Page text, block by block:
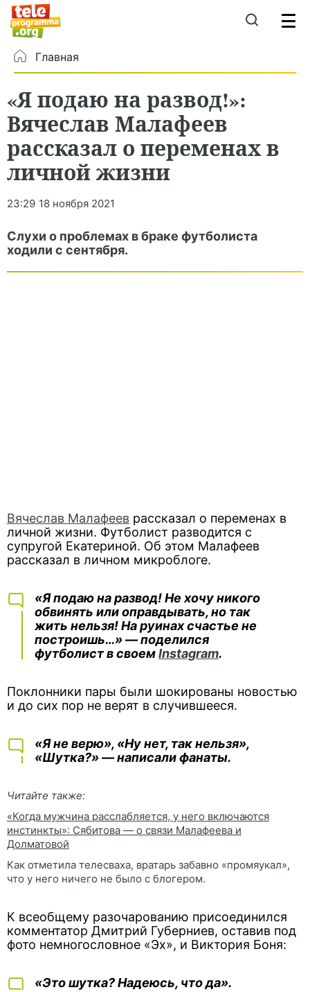
Главная
«Я подаю на развод!»:
Вячеслав Малафеев
рассказал о переменах в
личной жизни
23:29 18 ноября 2021
Слухи о проблемах в браке футболиста
ходили с сентября.
Вячеслав Малафеев рассказал о переменах в
личной жизни. Футболист разводится с
супругой Екатериной. Об этом Малафеев
рассказал в личном микроблоге.
«Я подаю на развод! Не хочу никого
обвинять или оправдывать, но так
жить нельзя! На руинах счастье не
построишь…» — поделился
футболист в своемInstagram.
Поклонники пары были шокированы новостью
и до сих пор не верят в случившееся.
«Я не верю», «Ну нет, так нельзя»,
«Шутка?» — написали фанаты.
Читайте также:
«Когда мужчина расслабляется, у него включаются
инстинкты»: Сябитова — о связи Малафеева и
Долматовой
Как отметила телесваха, вратарь забавно «промяукал»,
что у него ничего не было с блогером.
К всеобщему разочарованию присоединился
комментатор Дмитрий Губерниев, оставив под
фото немногословное «Эх», и Виктория Боня:
«Это шутка? Надеюсь, что да».